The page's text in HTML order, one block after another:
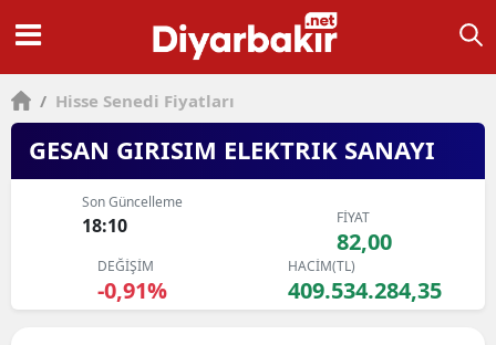
/ Hisse Senedi Fiyatları
GESAN GIRISIM ELEKTRIK SANAYI
Son Güncelleme
18:10 FİYAT
82,00
DEĞİŞİM
-0,91%
HACİM(TL)
409.534.284,35